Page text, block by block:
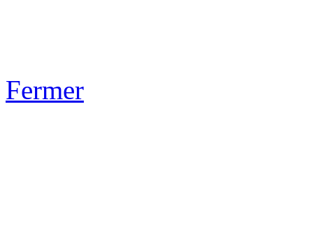
Fermer